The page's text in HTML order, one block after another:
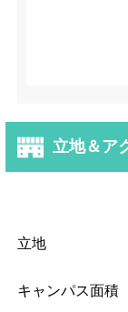
立地＆ア
立地
キャンパス面積